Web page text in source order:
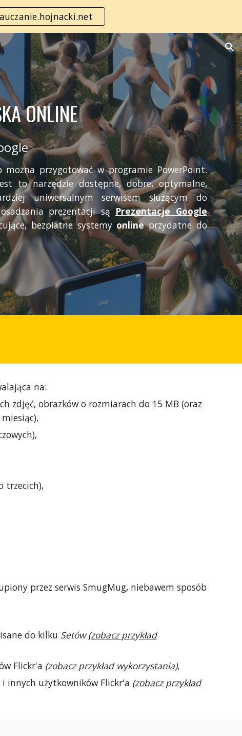
ONLINE
przygotować w programie PowerPoint.
to narzędzie dostępne, dobre, optymalne,
uniwersalnym serwisem służącym do
prezentacji są Prezentacje Google
bezpłatne systemy onlineprzydatne do
na:
zdjęć, obrazków o rozmiarach do 15 MB (oraz
trzecich),
przez serwis SmugMug, niebawem sposób
do kilku Setów(zobacz przykład
Flickr'a (zobacz przykład wykorzystania),
innych użytkowników Flickr'a (zobacz przykład